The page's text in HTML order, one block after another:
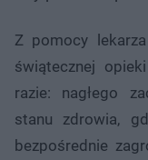
Z pomocy
świątecznej
razie: nagłego
stanu zdrowia,
bezpośrednie